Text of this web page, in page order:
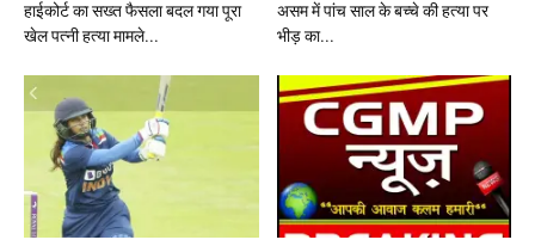
असम में पांच साल के बच्चे की हत्या पर
भीड़ का...